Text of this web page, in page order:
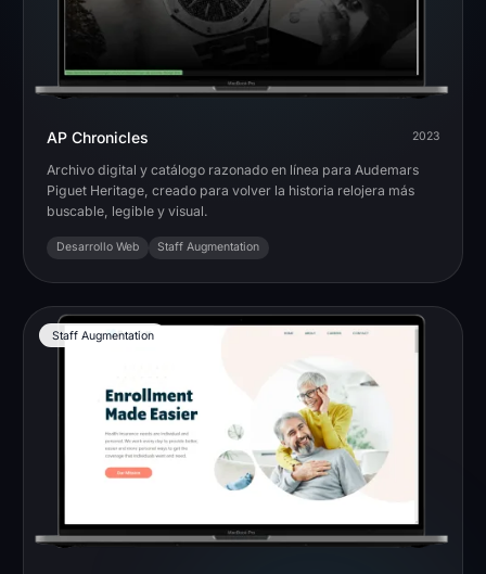
AP Chronicles 2023
Archivo digital y catálogo razonado en línea para Audemars
Piguet Heritage, creado para volver la historia relojera más
buscable, legible y visual.
Desarrollo Web Staff Augmentation
Staff Augmentation